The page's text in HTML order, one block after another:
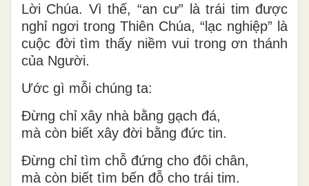
Lời Chúa. Vì thế, “an cư” là trái tim được
nghỉ ngơi trong Thiên Chúa, “lạc nghiệp” là
cuộc đời tìm thấy niềm vui trong ơn thánh
của Người.
Ước gì mỗi chúng ta:
Đừng chỉ xây nhà bằng gạch đá,
mà còn biết xây đời bằng đức tin.
Đừng chỉ tìm chỗ đứng cho đôi chân,
mà còn biết tìm bến đỗ cho trái tim.